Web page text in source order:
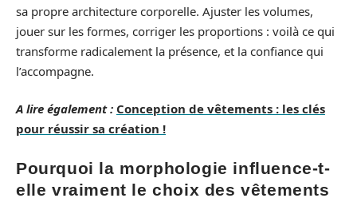
sa propre architecture corporelle. Ajuster les volumes,
jouer sur les formes, corriger les proportions : voilà ce qui
transforme radicalement la présence, et la confiance qui
l’accompagne.
A lire également : Conception de vêtements : les clés
pour réussir sa création !
Pourquoi la morphologie influence-t-
elle vraiment le choix des vêtements